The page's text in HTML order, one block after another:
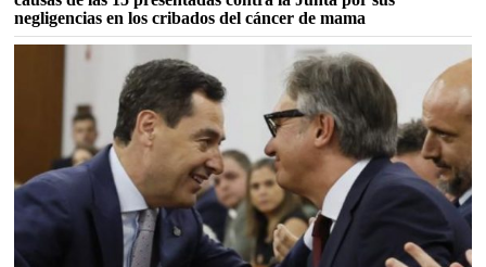
negligencias en los cribados del cáncer de mama